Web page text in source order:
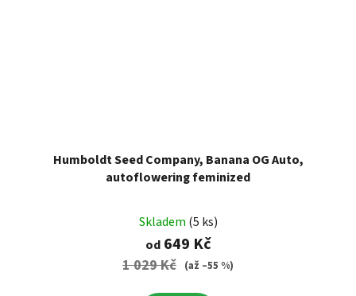
Humboldt Seed Company, Banana OG Auto,
autoflowering feminized
Skladem (5 ks)
od649 Kč
1 029 Kč (až –55 %)